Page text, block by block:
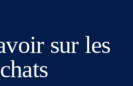
sur les
chats